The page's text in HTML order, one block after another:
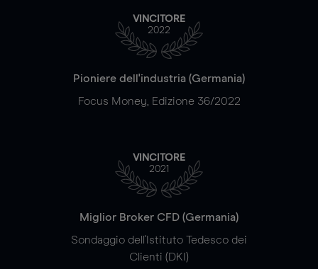
VINCITORE
2022
Pioniere dell'industria (Germania)
Focus Money, Edizione 36/2022
VINCITORE
2021
Miglior Broker CFD (Germania)
Sondaggio dell'Istituto Tedesco dei
Clienti (DKI)